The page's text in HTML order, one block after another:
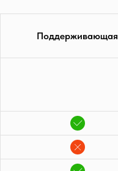
Поддерживающая